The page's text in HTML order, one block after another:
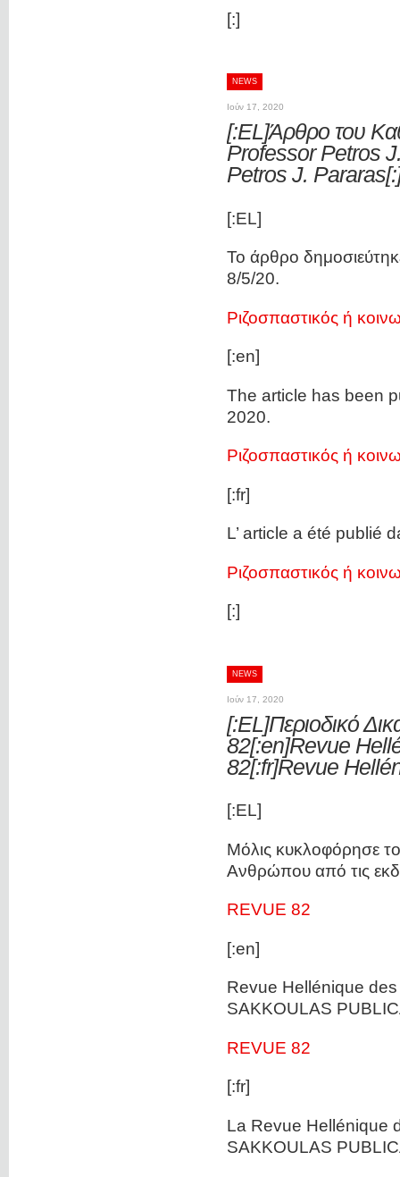
[:]
NEWS
Ιούν 17, 2020
[:EL]Άρθρο του
Professor Petros
Petros J.
[:EL]
Το άρθρο
8/5/20.
Ριζοσπαστικός ή
[:en]
The article has been
2020.
Ριζοσπαστικός ή
[:fr]
L’ article a été publié
Ριζοσπαστικός ή
[:]
NEWS
Ιούν 17, 2020
[:EL]Περιοδικό
82[:en]Revue
82[:fr]Revue
[:EL]
Μόλις κυκλοφόρησε
Ανθρώπου από τις
REVUE 82
[:en]
Revue Hellénique
SAKKOULAS
REVUE 82
[:fr]
La Revue Hellénique
SAKKOULAS